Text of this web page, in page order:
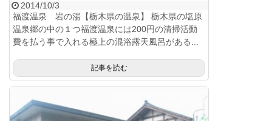
2014/10/3
福渡温泉 岩の湯【栃木県の温泉】 栃木県の塩原
温泉郷の中の１つ福渡温泉には200円の清掃活動
費を払う事で入れる極上の混浴露天風呂がある...
記事を読む